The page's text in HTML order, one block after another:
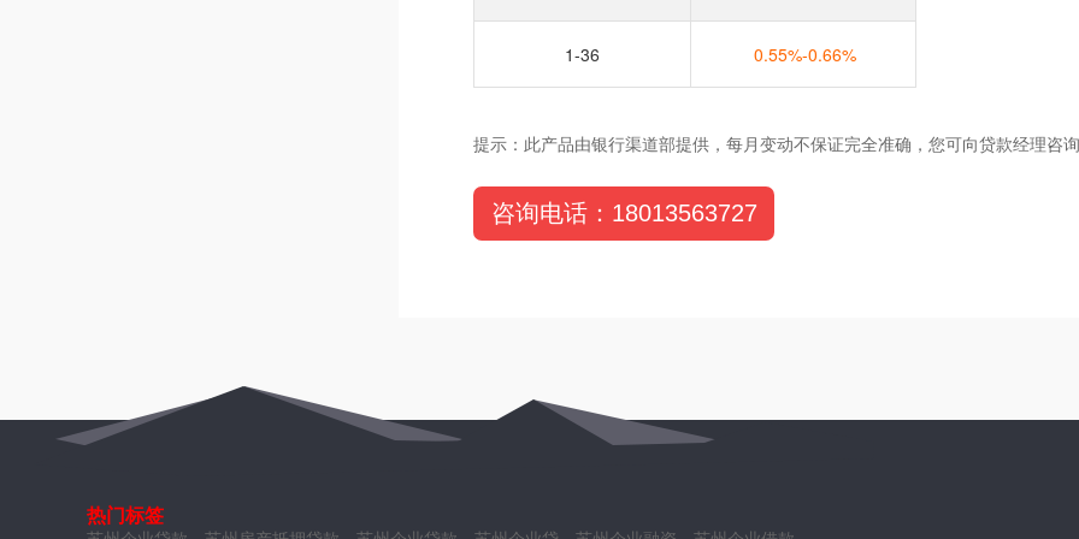
1-36 0.55%-0.66%
提示：此产品由银行渠道部提供，每月变动不保证完全准确，您可向贷款经理咨
咨询电话：18013563727
热门标签